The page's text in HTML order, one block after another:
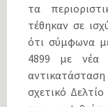
τα
τέθηκαν σε
ότι σύμφωνα
4899 με νέα
σχετικό